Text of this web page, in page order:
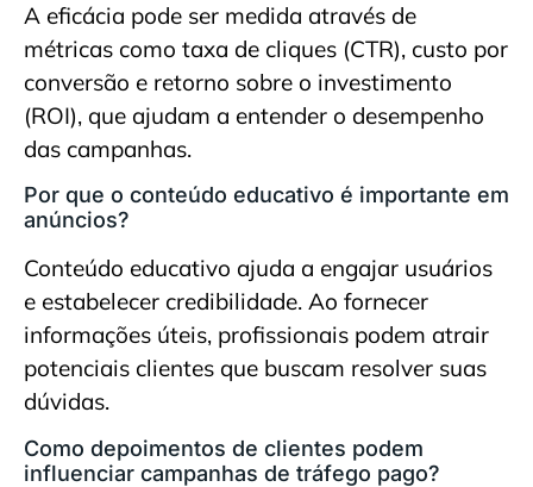
A eficácia pode ser medida através de
métricas como taxa de cliques (CTR), custo por
conversão e retorno sobre o investimento
(ROI), que ajudam a entender o desempenho
das campanhas.
Por que o conteúdo educativo é importante em
anúncios?
Conteúdo educativo ajuda a engajar usuários
e estabelecer credibilidade. Ao fornecer
informações úteis, profissionais podem atrair
potenciais clientes que buscam resolver suas
dúvidas.
Como depoimentos de clientes podem
influenciar campanhas de tráfego pago?